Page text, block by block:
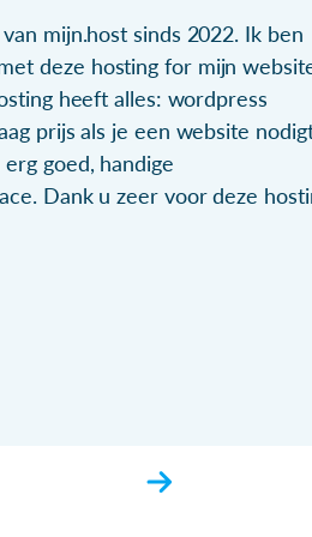
mijn.host sinds 2022. Ik ben
deze hosting for mijn
heeft alles: wordpress
prijs als je een website
goed, handige
Dank u zeer voor deze